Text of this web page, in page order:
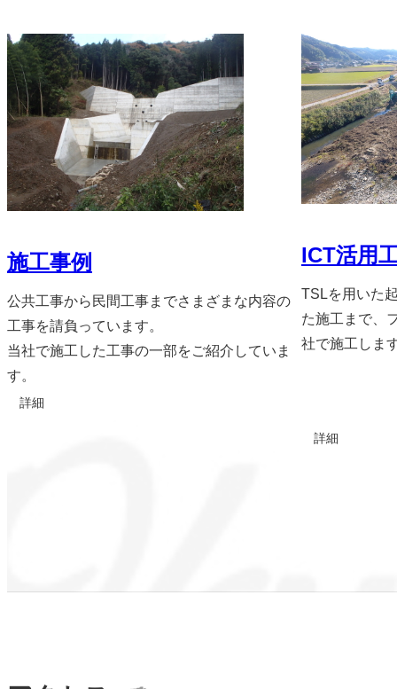
施工事例
公共工事から民間工事までさまざまな内容の
工事を請負っています。
当社で施工した工事の一部をご紹介していま
す。
詳細
ICT活用
TSLを用いた
た施工まで、
社で施工しま
詳細